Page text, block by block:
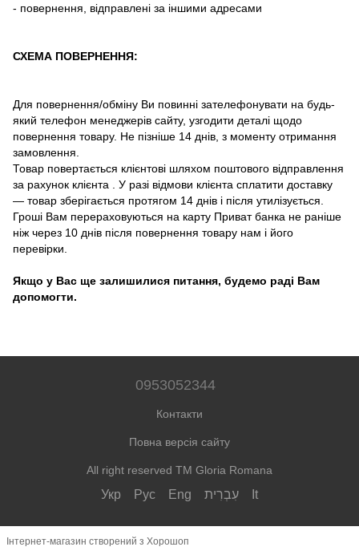
- повернення відправлені за іншими адресами
СХЕМА ПОВЕРНЕННЯ:
Для повернення/обміну Ви повинні зателефонувати на будь-
який телефон менеджерів сайту, узгодити деталі щодо
повернення товару. Не пізніше 14 днів, з моменту отримання
замовлення.
Товар повертається клієнтові шляхом поштового відправлення
за рахунок клієнта . У разі відмови клієнта сплатити доставку
― товар зберігається протягом 14 днів і після утилізується.
Гроші Вам перераховуються на карту Приват банка не раніше
ніж через 10 днів після повернення товару нам і його
перевірки.
Якщо у Вас ще залишилися питання, будемо раді Вам
допомогти.
0953052344
Контакти
Повна версія сайту
All right reserved TM Gloria Romana
Укр Рус Eng עִבְרִית It
Інтернет-магазин створений з Хорошоп